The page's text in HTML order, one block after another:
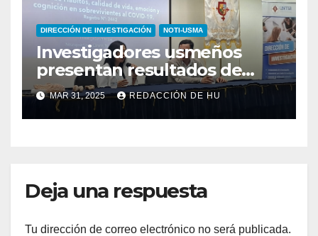
DIRECCIÓN DE INVESTIGACIÓN NOTI-USMA
Investigadores usmeños
presentan resultados de
estudio sobre hábitos,
calidad de vida, emoción y
cognición en sobrevivientes
MAR 31, 2025 REDACCIÓN DE HU
Deja una respuesta
Tu dirección de correo electrónico no será publicada.